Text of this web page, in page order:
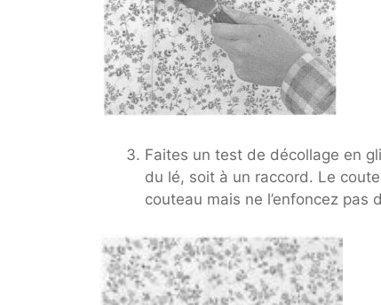
Faites un test de décollage en
du lé, soit à un raccord. Le
couteau mais ne l’enfoncez pas